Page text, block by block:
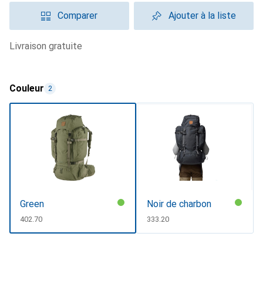
Comparer Ajouter à la liste
livraison gratuite
Couleur 2
Green
CHF
402.70
Noir de charbon
CHF
333.20